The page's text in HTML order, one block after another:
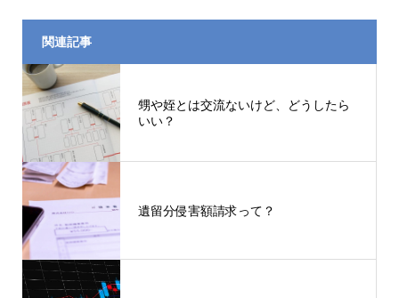
関連記事
甥や姪とは交流ないけど、どうしたら
いい？
遺留分侵害額請求って？